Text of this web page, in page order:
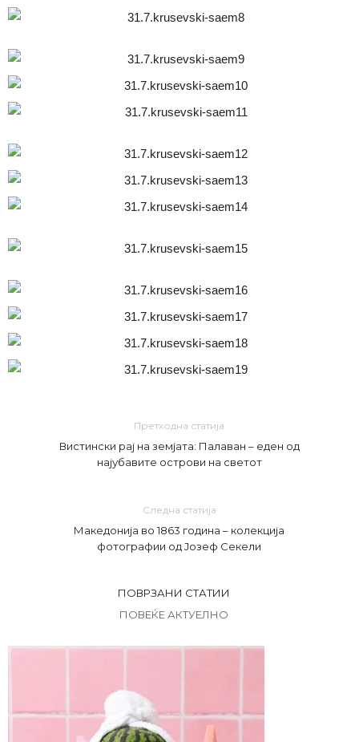
Претходна статија
Вистински рај на земјата: Палаван – еден од
најубавите острови на светот
Следна статија
Македонија во 1863 година – колекција
фотографии од Јозеф Секели
ПОВРЗАНИ СТАТИИ
ПОВЕЌЕ АКТУЕЛНО